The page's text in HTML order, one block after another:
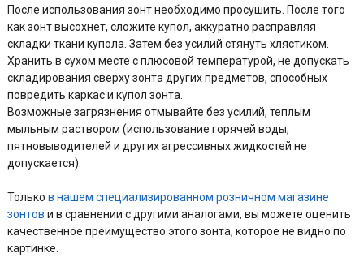
После использования зонт необходимо просушить. После того
как зонт высохнет, сложите купол, аккуратно расправляя
складки ткани купола. Затем без усилий стянуть хлястиком.
Хранить в сухом месте с плюсовой температурой, не допускать
складирования сверху зонта других предметов, способных
повредить каркас и купол зонта.
Возможные загрязнения отмывайте без усилий, теплым
мыльным раствором (использование горячей воды,
пятновыводителей и других агрессивных жидкостей не
допускается).
Тольков нашем специализированном розничном магазине
зонтов и в сравнении с другими аналогами, вы можете оценить
качественное преимущество этого зонта, которое не видно по
картинке.